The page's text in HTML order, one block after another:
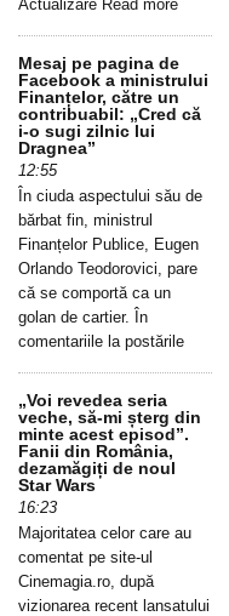
Actualizare Read more
Mesaj pe pagina de
Facebook a ministrului
Finanțelor, către un
contribuabil: „Cred că
i-o sugi zilnic lui
Dragnea”
12:55
În ciuda aspectului său de
bărbat fin, ministrul
Finanțelor Publice, Eugen
Orlando Teodorovici, pare
că se comportă ca un
golan de cartier. În
comentariile la postările
„Voi revedea seria
veche, să-mi șterg din
minte acest episod”.
Fanii din România,
dezamăgiți de noul
Star Wars
16:23
Majoritatea celor care au
comentat pe site-ul
Cinemagia.ro, după
vizionarea recent lansatului